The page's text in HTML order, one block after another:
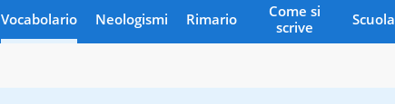
Vocabolario Neologismi Rimario
Come si
scrive
Scuola